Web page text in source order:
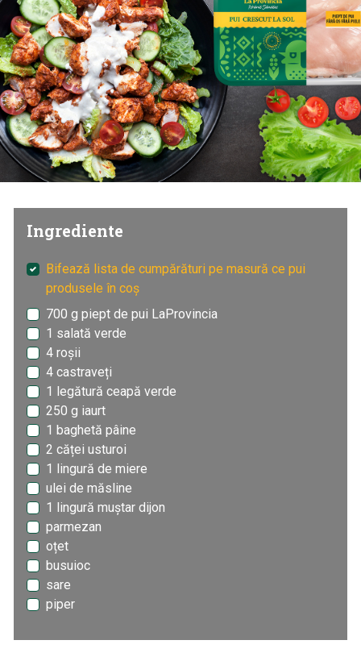
Ingrediente
Bifează lista de cumpărături pe masură ce pui
produsele în coș
700 g piept de pui LaProvincia
1 salată verde
4 roșii
4 castraveți
1 legătură ceapă verde
250 g iaurt
1 baghetă pâine
2 căței usturoi
1 lingură de miere
ulei de măsline
1 lingură muștar dijon
parmezan
oțet
busuioc
sare
piper